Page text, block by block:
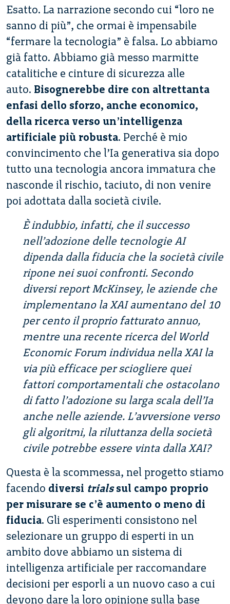
Esatto. La narrazione secondo cui “loro ne
sanno di più”, che ormai è impensabile
“fermare la tecnologia” è falsa. Lo abbiamo
già fatto. Abbiamo già messo marmitte
catalitiche e cinture di sicurezza alle
auto. Bisognerebbe dire con altrettanta
enfasi dello sforzo, anche economico,
della ricerca verso un’intelligenza
artificiale più robusta. Perché è mio
convincimento che l’Ia generativa sia dopo
tutto una tecnologia ancora immatura che
nasconde il rischio, taciuto, di non venire
poi adottata dalla società civile.
È indubbio, infatti, che il successo
nell’adozione delle tecnologie AI
dipenda dalla fiducia che la società civile
ripone nei suoi confronti. Secondo
diversi report McKinsey, le aziende che
implementano la XAI aumentano del 10
per cento il proprio fatturato annuo,
mentre una recente ricerca del World
Economic Forum individua nella XAI la
via più efficace per sciogliere quei
fattori comportamentali che ostacolano
di fatto l’adozione su larga scala dell’Ia
anche nelle aziende. L’avversione verso
gli algoritmi, la riluttanza della società
civile potrebbe essere vinta dalla XAI?
Questa è la scommessa, nel progetto stiamo
facendo diversi trialssul campo proprio
per misurare se c’è aumento o meno di
fiducia. Gli esperimenti consistono nel
selezionare un gruppo di esperti in un
ambito dove abbiamo un sistema di
intelligenza artificiale per raccomandare
decisioni per esporli a un nuovo caso a cui
devono dare la loro opinione sulla base